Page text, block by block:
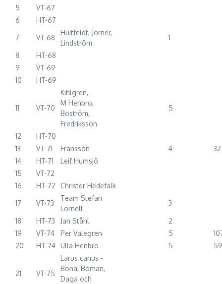
5
VT-67
6
HT-67
7 VT-68
Huitfeldt, Jorner,
Lindström
1
8
HT-68
9
VT-69
10
HT-69
11 VT-70
Kihlgren,
M Henbro,
Boström,
Fredriksson
5
12
HT-70
13
VT-71 Fransson 4
32
14
HT-71
Leif Humsjö
15
VT-72
16
HT-72 Christer Hedefalk
17 VT-73
Team Stefan
Lörnell
3
18 HT-73 Jan Ståhl
2
19
VT-74 Per Valegren 5
20
HT-74 Ulla Henbro 5 59
21 VT-75
Larus canus -
Böna, Boman,
Daga och